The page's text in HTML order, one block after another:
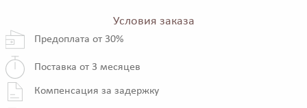
Условия заказа
Предоплата от 30%
Поставка от 3 месяцев
Компенсация за задержку